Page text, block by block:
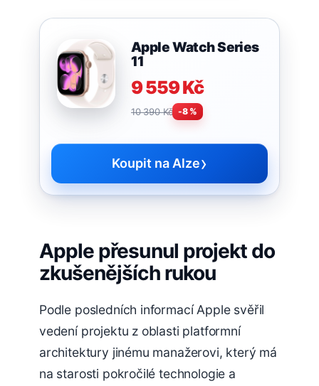
Apple Watch Series
11
9 559 Kč
10 390 Kč -8 %
Koupit na Alze›
Apple přesunul projekt do
zkušenějších rukou
Podle posledních informací Apple svěřil
vedení projektu z oblasti platformní
architektury jinému manažerovi, který má
na starosti pokročilé technologie a